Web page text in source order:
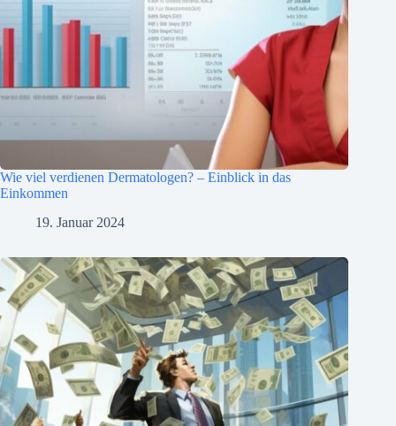
Wie viel verdienen Dermatologen? – Einblick in das
Einkommen
19. Januar 2024